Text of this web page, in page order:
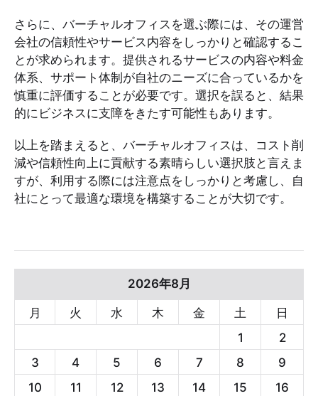
さらに、バーチャルオフィスを選ぶ際には、その運営
会社の信頼性やサービス内容をしっかりと確認するこ
とが求められます。提供されるサービスの内容や料金
体系、サポート体制が自社のニーズに合っているかを
慎重に評価することが必要です。選択を誤ると、結果
的にビジネスに支障をきたす可能性もあります。
以上を踏まえると、バーチャルオフィスは、コスト削
減や信頼性向上に貢献する素晴らしい選択肢と言えま
すが、利用する際には注意点をしっかりと考慮し、自
社にとって最適な環境を構築することが大切です。
2026年8月
月 火 水 木 金 土
日
1
2
3
4 5 6 7 8
9
10
11 12 13 14 15
16